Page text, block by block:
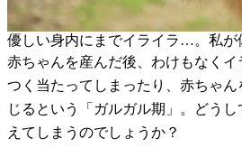
優しい身内にまでイライラ…。私が
赤ちゃんを産んだ後、わけもなくイ
つく当たってしまったり、赤ちゃ
じるという「ガルガル期」。どう
えてしまうのでしょうか？